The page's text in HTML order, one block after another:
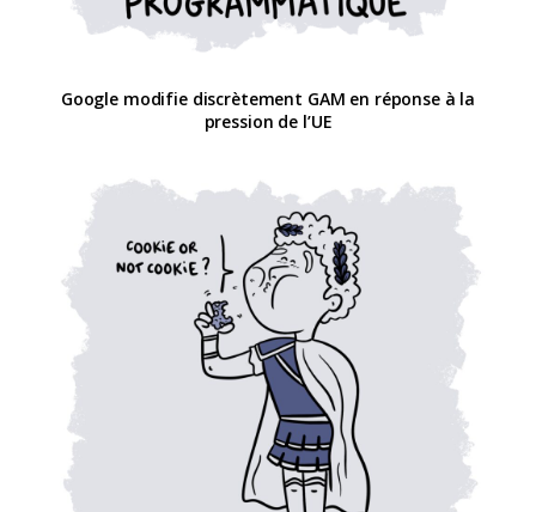
Google modifie discrètement GAM en réponse à la
pression de l’UE